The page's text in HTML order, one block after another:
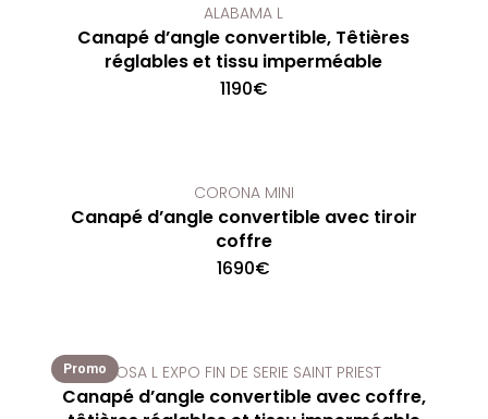
ALABAMA L
Canapé d’angle convertible, Têtières
réglables et tissu imperméable
1190€
CORONA MINI
Canapé d’angle convertible avec tiroir
coffre
1690€
Promo ROSA L EXPO FIN DE SERIE SAINT PRIEST
Canapé d’angle convertible avec coffre,